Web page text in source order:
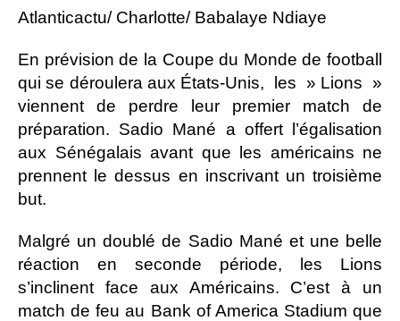
Atlanticactu/ Charlotte/ Babalaye Ndiaye
En prévision de la Coupe du Monde de football
qui se déroulera aux États-Unis, les » Lions »
viennent de perdre leur premier match de
préparation. Sadio Mané a offert l’égalisation
aux Sénégalais avant que les américains ne
prennent le dessus en inscrivant un troisième
but.
Malgré un doublé de Sadio Mané et une belle
réaction en seconde période, les Lions
s’inclinent face aux Américains. C’est à un
match de feu au Bank of America Stadium que